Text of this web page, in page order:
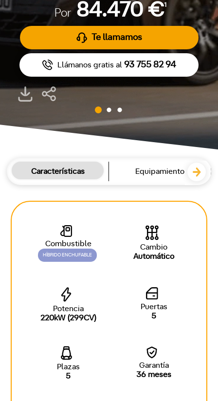
Por 84.470 €1
Te llamamos
Llámanos gratis al 93 755 82 94
Características Equipamiento
Combustible
HÍBRIDO ENCHUFABLE
Cambio
Automático
Potencia
220kW (299CV)
Puertas
5
Plazas
5
Garantía
36 meses